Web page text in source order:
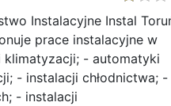
Instalacyjne Instal
prace instalacyjne w
- automatyki
- instalacji chłodnictwa; -
- instalacji